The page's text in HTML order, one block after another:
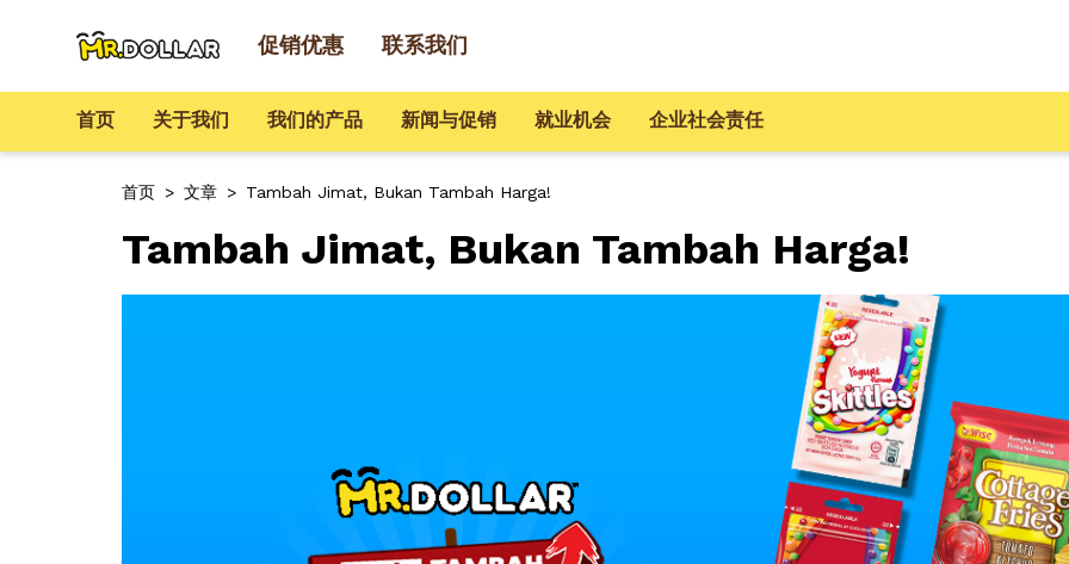
促销优惠 联系我们
首页 关于我们 我们的产品 新闻与促销 就业机会 企业社会责任
首页 > 文章 > Tambah Jimat, Bukan Tambah Harga!
Tambah Jimat, Bukan Tambah Harga!